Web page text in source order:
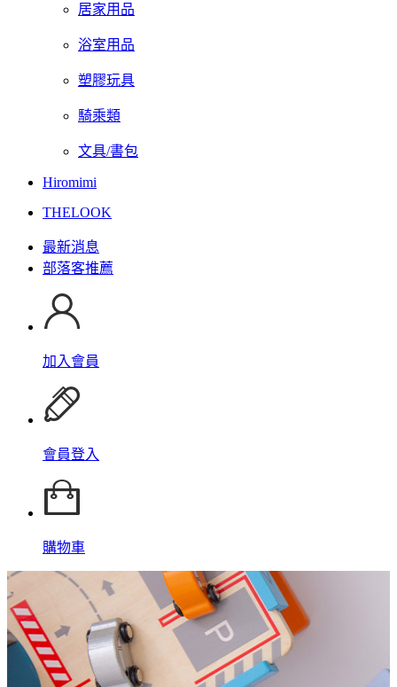
居家用品
浴室用品
塑膠玩具
騎乘類
文具/書包
Hiromimi
THELOOK
最新消息
部落客推薦
加入會員
會員登入
購物車